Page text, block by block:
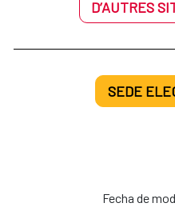
D’AUTRES
SEDE
Fecha de